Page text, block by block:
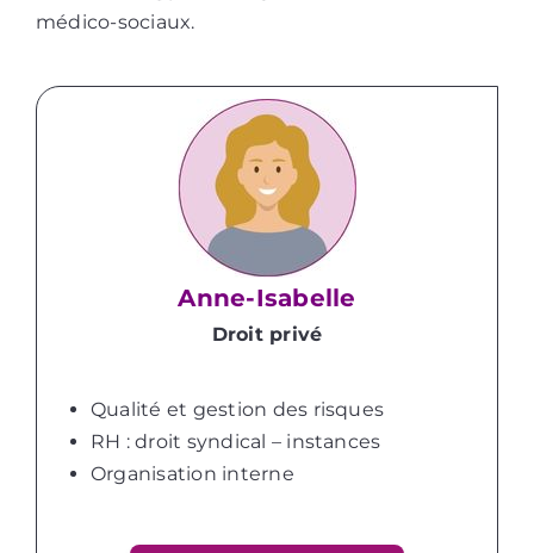
médico-sociaux.
Anne-Isabelle
Droit privé
Qualité et gestion des risques
RH : droit syndical – instances
Organisation interne